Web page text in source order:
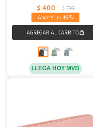
$ 400 $ 799
49
LLEGA HOY MVD